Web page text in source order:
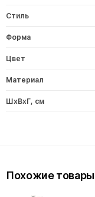
Стиль
Форма
Цвет
Материал
ШxВxГ, см
Похожие товары